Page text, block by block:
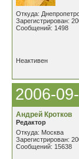
Откуда:
Зарегистрирован:
Сообщений: 1498
Неактивен
2006-
Андрей Кротков
Редактор
Откуда: Москва
Зарегистрирован:
Сообщений: 15638